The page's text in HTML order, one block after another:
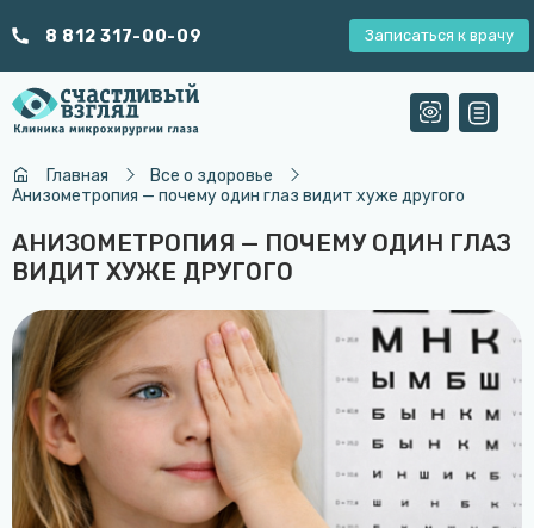
8 812 317-00-09 Записаться к врачу
Главная
Все о здоровье
Анизометропия — почему один глаз видит хуже другого
АНИЗОМЕТРОПИЯ — ПОЧЕМУ ОДИН ГЛАЗ
ВИДИТ ХУЖЕ ДРУГОГО